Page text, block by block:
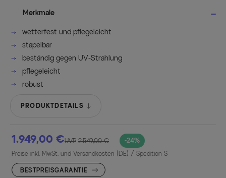
Merkmale
wetterfest und pflegeleicht
stapelbar
beständig gegen UV-Strahlung
pflegeleicht
robust
PRODUKTDETAILS
1.949,00 € -24%
UVP 2.549,00 €
Preise inkl. MwSt. und Versandkosten (DE) / Spedition S
BESTPREISGARANTIE